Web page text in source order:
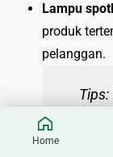
Lampu
produk
pelanggan.
Tips:
Home